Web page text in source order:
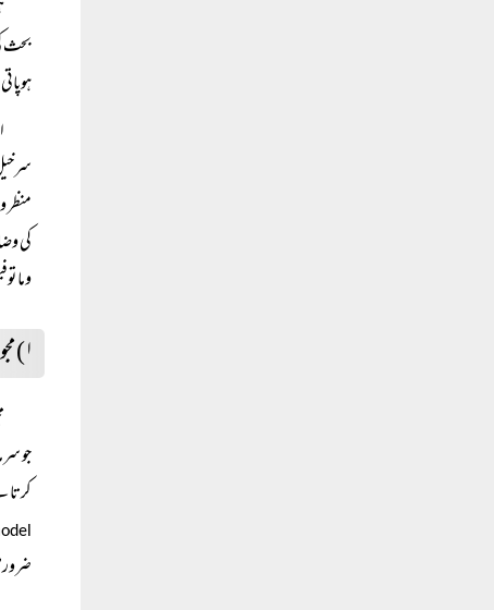
بحث
کی
وما
۱) مجوزین اسلامی بینکاری کے نظریہ بینکنگ کی فکری بنیادیں
جو